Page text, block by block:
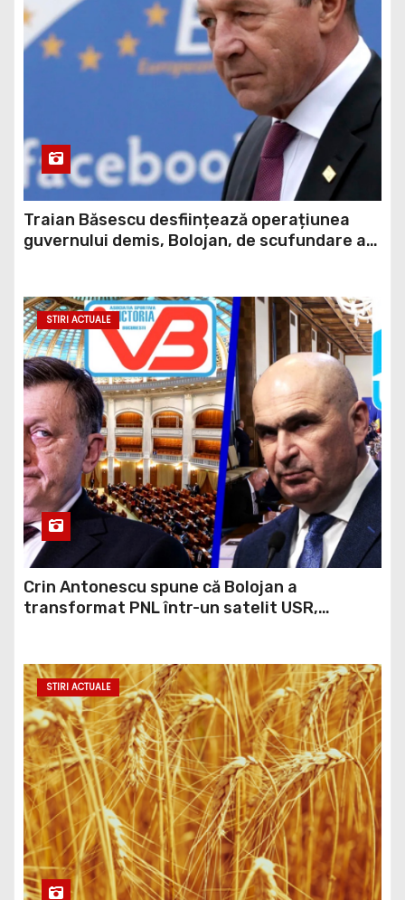
Traian Băsescu desființează operațiunea
guvernului demis, Bolojan, de scufundare a
STIRI ACTUALE
Crin Antonescu spune că Bolojan a
transformat PNL într-un satelit USR,
STIRI ACTUALE